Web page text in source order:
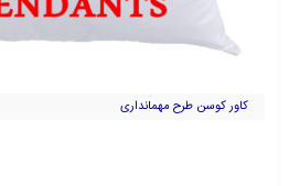
کاور کوسن طرح مهمانداری